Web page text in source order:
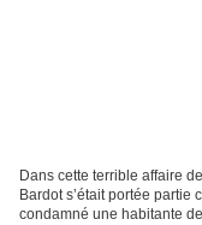
Dans cette terrible affaire
Bardot s’était portée
condamné une habitante